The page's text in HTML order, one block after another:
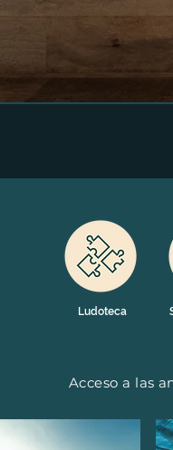
Ludoteca
Acceso a las